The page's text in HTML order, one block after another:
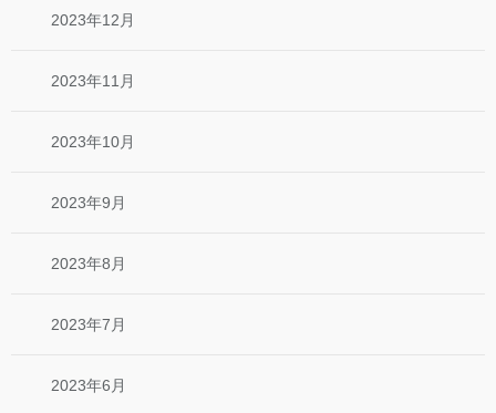
2023年12月
2023年11月
2023年10月
2023年9月
2023年8月
2023年7月
2023年6月